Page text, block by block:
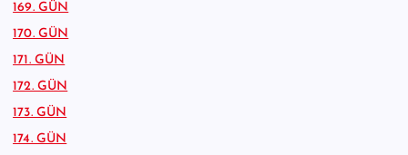
169. GÜN
170. GÜN
171. GÜN
172. GÜN
173. GÜN
174. GÜN